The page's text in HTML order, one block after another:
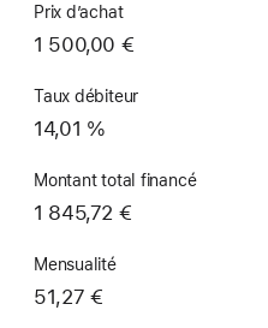
Prix d’achat
1 500,00 €
Taux débiteur
14,01 %
Montant total financé
1 845,72 €
Mensualité
51,27 €